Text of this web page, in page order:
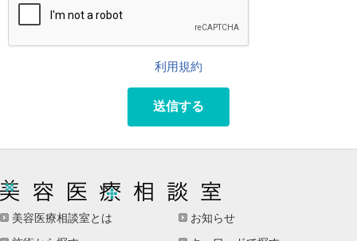
利用規約
送信する
美容医療相談室とは
お知らせ